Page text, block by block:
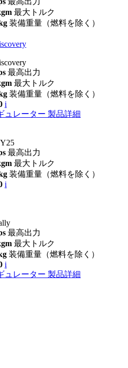
最大トルク
装備重量（燃料を除く）
最高出力
最大トルク
装備重量（燃料を除く）
i
ュレーター 製品詳細
最高出力
最大トルク
装備重量（燃料を除く）
i
最高出力
最大トルク
装備重量（燃料を除く）
i
ュレーター 製品詳細